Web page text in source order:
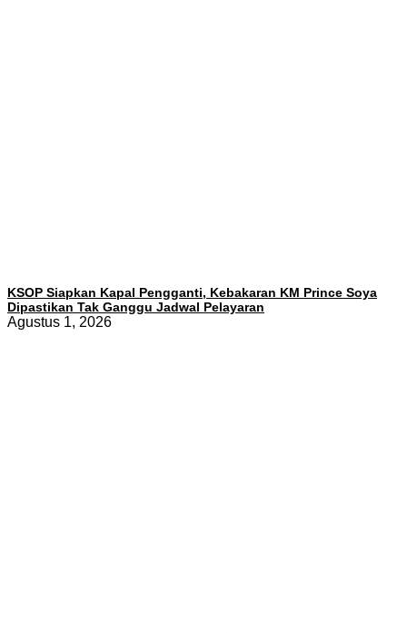
KSOP Siapkan Kapal Pengganti, Kebakaran KM Prince Soya
Dipastikan Tak Ganggu Jadwal Pelayaran
Agustus 1, 2026